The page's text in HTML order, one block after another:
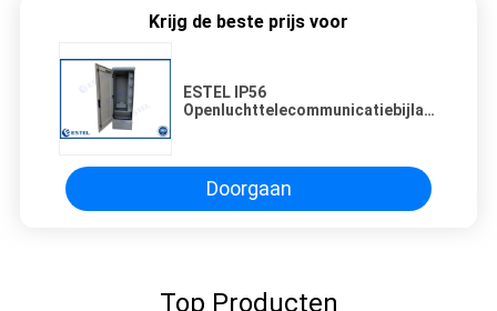
Krijg de beste prijs voor
ESTEL IP56
Openluchttelecommunicatiebijlage
Doorgaan
Top Producten